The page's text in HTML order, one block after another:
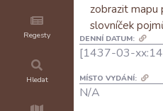
Regesty
Hledat
zobrazit mapu
slovníček
DENNÍ DATUM:
[1437-03-
MÍSTO VYDÁNÍ:
N/A